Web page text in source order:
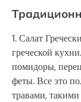
1. Салат
греческой
помидоры,
феты. Все это
травами,